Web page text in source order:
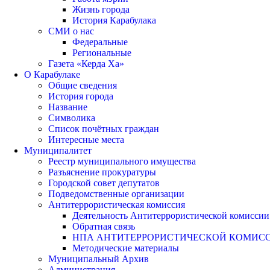
Жизнь города
История Карабулака
СМИ о нас
Федеральные
Региональные
Газета «Керда Ха»
О Карабулаке
Общие сведения
История города
Название
Символика
Список почётных граждан
Интересные места
Муниципалитет
Реестр муниципального имущества
Разъяснение прокуратуры
Городской совет депутатов
Подведомственные организации
Антитеррористическая комиссия
Деятельность Антитеррористической комиссии
Обратная связь
НПА АНТИТЕРРОРИСТИЧЕСКОЙ
Методические материалы
Муниципальный Архив